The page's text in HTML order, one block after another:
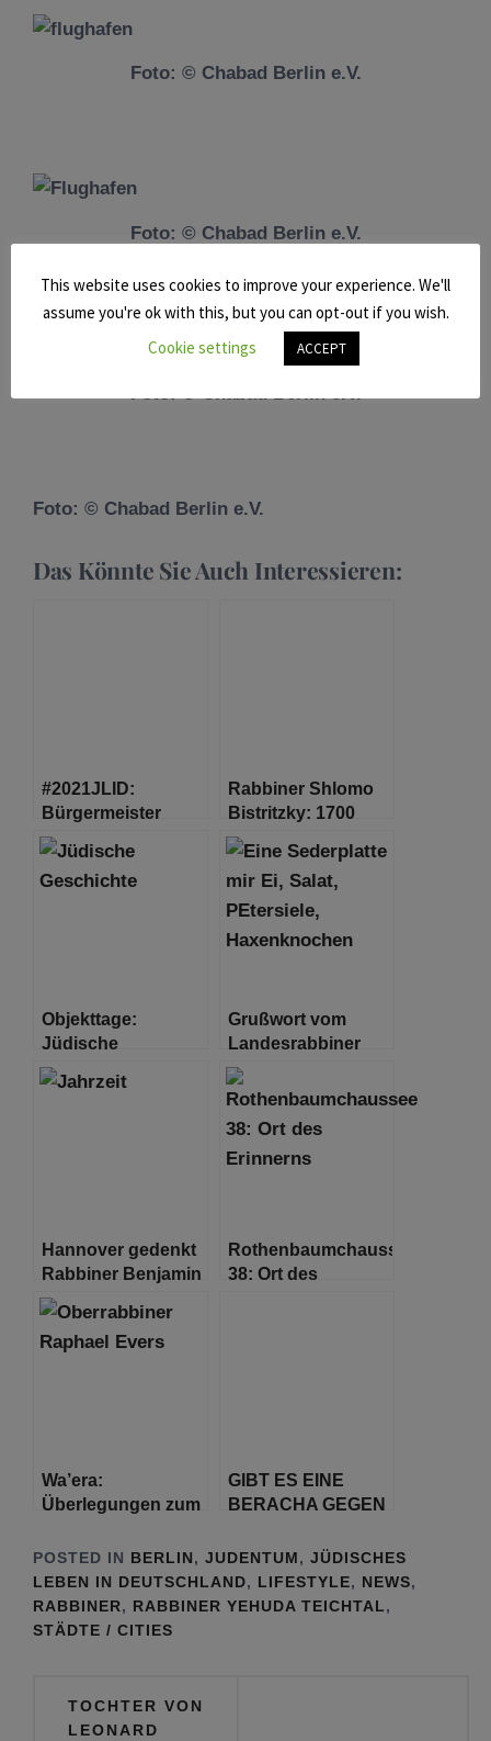
Foto: © Chabad Berlin e.V.
Foto: © Chabad Berlin e.V.
Foto: © Chabad Berlin e.V.
Foto: © Chabad Berlin e.V.
Das Könnte Sie Auch Interessieren:
#2021JLID:
Bürgermeister
Tschentscher
empfängt Mitglieder
der Jüdischen
Rabbiner Shlomo
Bistritzky: 1700
Jahre Judentum –
Darauf
zurückblicken, was
das Judentum
ausmacht
Objekttage:
Jüdische
Geschichte in
Hamburg sammeln
Grußwort vom
Landesrabbiner
Shlomo Bistritzky
zum Pessachfest
Hannover gedenkt
Rabbiner Benjamin
Wolff sel. A.
Rothenbaumchaussee
38: Ort des
Wa’era:
Überlegungen zum
von Körperteilen
GIBT ES EINE
BERACHA GEGEN
POSTED IN BERLIN, JUDENTUM, JÜDISCHES
LEBEN IN DEUTSCHLAND, LIFESTYLE, NEWS,
RABBINER, RABBINER YEHUDA TEICHTAL,
STÄDTE / CITIES
Beitragsnavigation
TOCHTER VON
LEONARD
This website uses cookies to improve your experience. We'll
assume you're ok with this, but you can opt-out if you wish.
Cookie settings
ACCEPT